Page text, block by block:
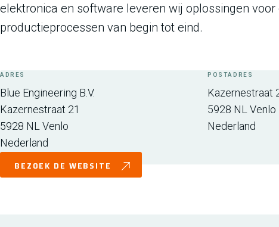
elektronica en software leveren wij oplossingen
productieprocessen van begin tot eind.
ADRES
Blue Engineering B.V.
Kazernestraat 21
5928 NL Venlo
Nederland
POSTADRES
Kazernestraat
5928 NL Venlo
Nederland
BEZOEK DE WEBSITE